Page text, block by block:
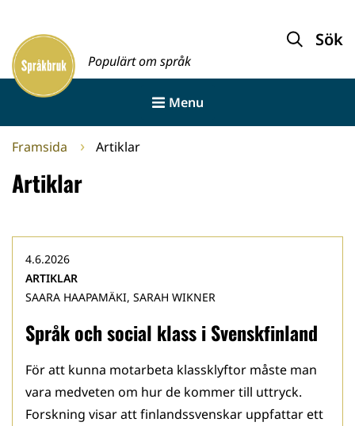
innehållet
Framsida
Populärt om språk
Sök
Menu
Framsida Artiklar
Artiklar
Språk och social klass i Svenskfinland
4.6.2026
ARTIKLAR
SAARA HAAPAMÄKI, SARAH WIKNER
För att kunna motarbeta klassklyftor måste man
vara medveten om hur de kommer till uttryck.
Forskning visar att finlandssvenskar uppfattar ett